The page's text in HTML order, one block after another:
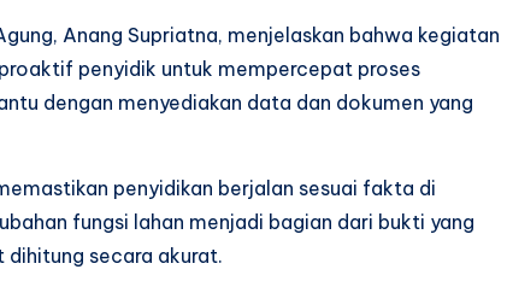
Anang Supriatna, menjelaskan bahwa kegiatan
penyidik untuk mempercepat proses
dengan menyediakan data dan dokumen yang
penyidikan berjalan sesuai fakta di
fungsi lahan menjadi bagian dari bukti yang
secara akurat.